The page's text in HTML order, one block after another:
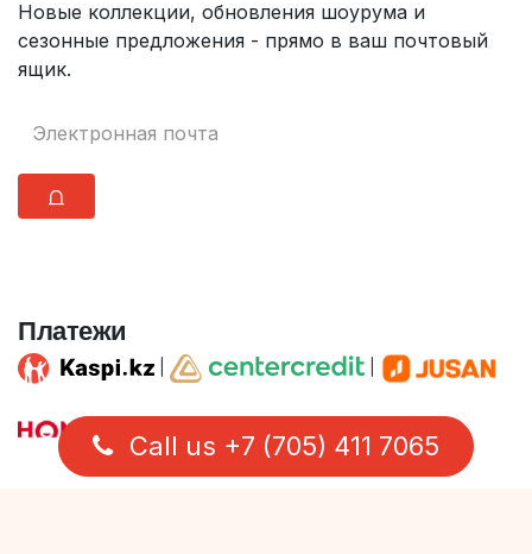
Новые коллекции, обновления шоурума и
сезонные предложения - прямо в ваш почтовый
ящик.
⩍
Платежи
| |
Call us +7 (705) 411 7065